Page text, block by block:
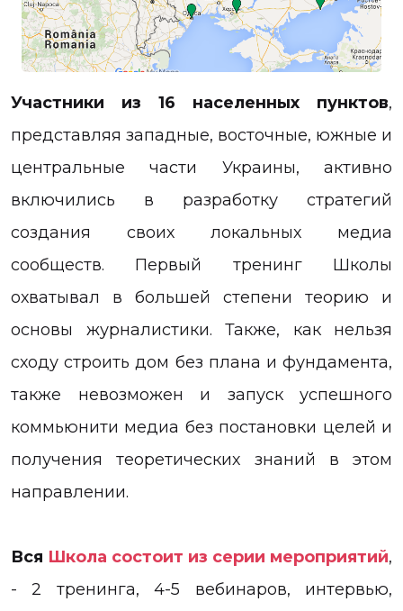
Участники из 16 населенных пунктов,
представляя западные, восточные, южные и
центральные части Украины, активно
включились в разработку стратегий
создания своих локальных медиа
сообществ. Первый тренинг Школы
охватывал в большей степени теорию и
основы журналистики. Также, как нельзя
сходу строить дом без плана и фундамента,
также невозможен и запуск успешного
коммьюнити медиа без постановки целей и
получения теоретических знаний в этом
направлении.
Вся Школа состоит из серии мероприятий,
- 2 тренинга, 4-5 вебинаров, интервью,